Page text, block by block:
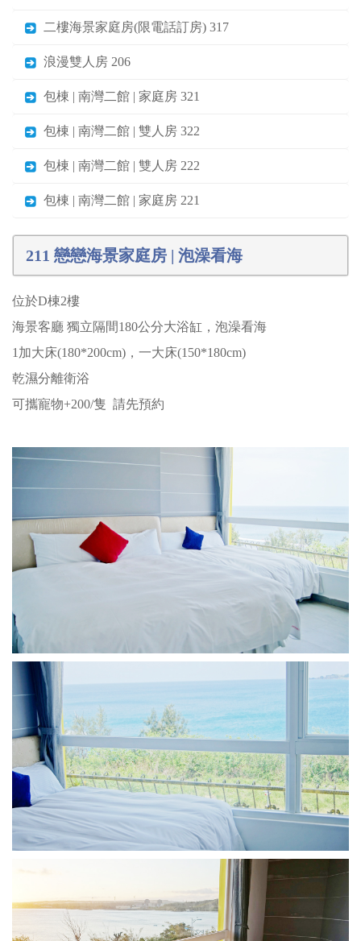
二樓海景家庭房(限電話訂房) 317
浪漫雙人房 206
包棟 | 南灣二館 | 家庭房 321
包棟 | 南灣二館 | 雙人房 322
包棟 | 南灣二館 | 雙人房 222
包棟 | 南灣二館 | 家庭房 221
211 戀戀海景家庭房 | 泡澡看海
位於D棟2樓
海景客廳 獨立隔間180公分大浴缸，泡澡看海
1加大床(180*200cm)，一大床(150*180cm)
乾濕分離衛浴
可攜寵物+200/隻 請先預約